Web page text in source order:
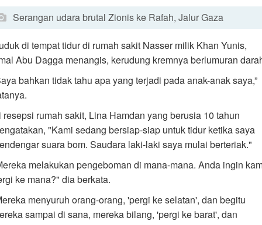
Serangan udara brutal Zionis ke Rafah, Jalur Gaza
di tempat tidur di rumah sakit Nasser milik Khan Yunis,
Abu Dagga menangis, kerudung kremnya berlumuran
bahkan tidak tahu apa yang terjadi pada anak-anak saya,”
resepsi rumah sakit, Lina Hamdan yang berusia 10 tahun
"Kami sedang bersiap-siap untuk tidur ketika saya
suara bom. Saudara laki-laki saya mulai berteriak."
melakukan pengeboman di mana-mana. Anda ingin
ke mana?" dia berkata.
menyuruh orang-orang, 'pergi ke selatan', dan begitu
sampai di sana, mereka bilang, 'pergi ke barat', dan